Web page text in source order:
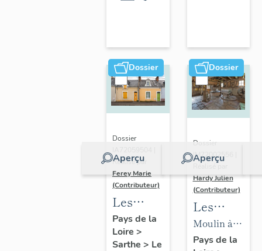
Dossier
Aperçu
Dossier
Réalisé par
Ferey Marie
(Contributeur)
Les
maisons
faubouriennes
Pays de la
Loire >
Sarthe > Le
Dossier
Aperçu
Dossier
IM72002556 |
Hardy Julien
(Contributeur)
Les
machines
du
Moulin à
farine de
Pays de la